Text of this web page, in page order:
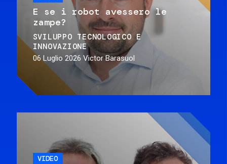
E se i robot avessero le
zampe?
SVILUPPO TECNOLOGICO E
INNOVAZIONE
06 Luglio 2026 Victor Barasuol
VIDEO